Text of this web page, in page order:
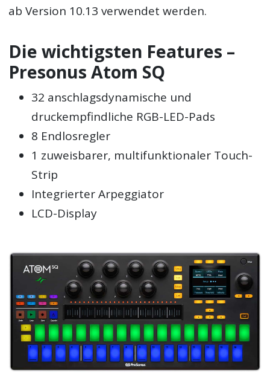
ab Version 10.13 verwendet werden.
Die wichtigsten Features –
Presonus Atom SQ
32 anschlagsdynamische und
druckempfindliche RGB-LED-Pads
8 Endlosregler
1 zuweisbarer, multifunktionaler Touch-
Strip
Integrierter Arpeggiator
LCD-Display